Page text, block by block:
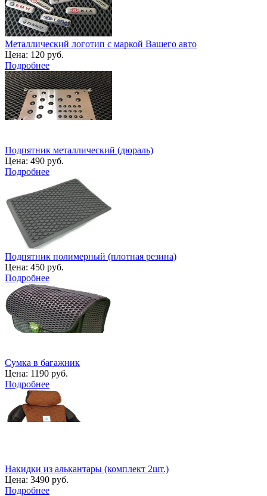
Металлический логотип с маркой Вашего авто
Цена: 120 руб.
Подробнее
Подпятник металлический (дюраль)
Цена: 490 руб.
Подробнее
Подпятник полимерный (плотная резина)
Цена: 450 руб.
Подробнее
Сумка в багажник
Цена: 1190 руб.
Подробнее
Накидки из алькантары (комплект 2шт.)
Цена: 3490 руб.
Подробнее